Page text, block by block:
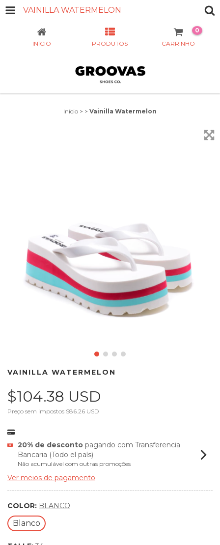
VAINILLA WATERMELON
INÍCIO PRODUTOS CARRINHO
0
Início > > Vainilla Watermelon
VAINILLA WATERMELON
$104.38 USD
Preço sem impostos $86.26 USD
20% de descontopagando com Transferencia
Bancaria (Todo el país)
Não acumulável com outras promoções
Ver meios de pagamento
COLOR: BLANCO
Blanco